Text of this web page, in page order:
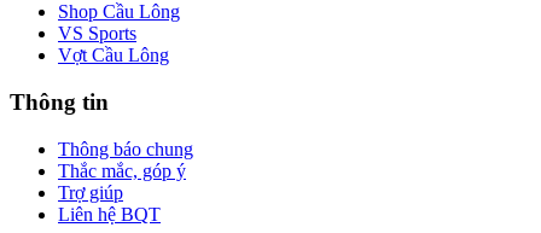
Shop Cầu Lông
VS Sports
Vợt Cầu Lông
Thông tin
Thông báo chung
Thắc mắc, góp ý
Trợ giúp
Liên hệ BQT